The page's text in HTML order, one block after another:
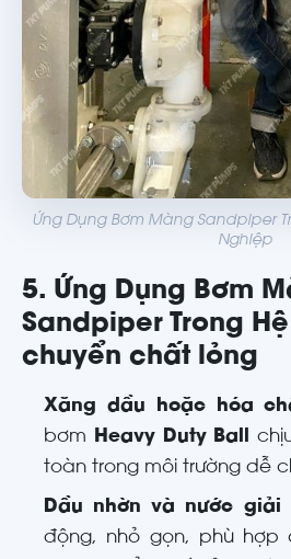
Ứng Dụng Bơm Màng Sandpiper
Nghiệp
5. Ứng Dụng Bơm
Sandpiper Trong
chuyển chất lỏng
Xăng dầu hoặc hóa
bơm Heavy Duty Ball
toàn trong môi trường dễ
Dầu nhờn và nước giải
động, nhỏ gọn, phù hợp